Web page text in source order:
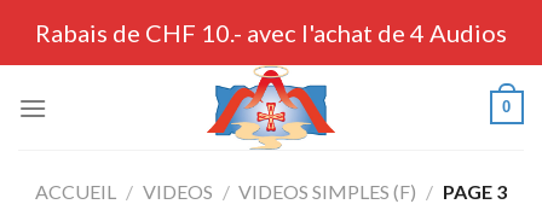
Rabais de CHF 10.- avec l'achat de 4 Audios
0
ACCUEIL / VIDEOS / VIDEOS SIMPLES (F) / PAGE 3